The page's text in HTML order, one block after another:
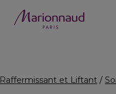
Raffermissant et Liftant